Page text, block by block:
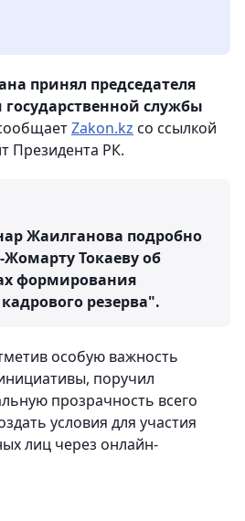
принял председателя
государственной службы
Zakon.kz со ссылкой
Президента РК.
Жаилганова подробно
Токаеву об
формирования
резерва".
особую важность
поручил
прозрачность всего
условия для участия
лиц через онлайн-